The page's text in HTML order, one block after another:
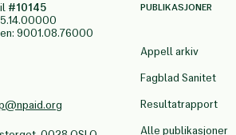
#10145
9001.08.76000
PUBLIKASJONER
Appell arkiv
Fagblad Sanitet
Resultatrapport
Alle publikasjoner